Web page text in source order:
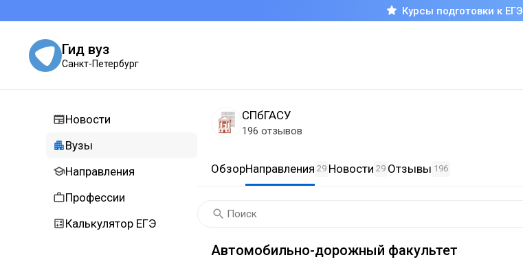
Курсы подготовки к ЕГЭ
Гид вуз
Санкт-Петербург
Новости
Вузы
Направления
Профессии
Калькулятор ЕГЭ
СПбГАСУ
196 отзывов
ОбзорНаправления 29 Новости 29 Отзывы 196
Автомобильно-дорожный факультет